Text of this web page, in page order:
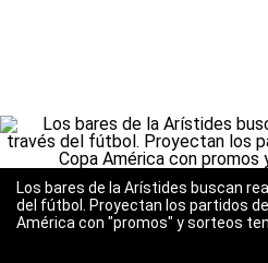
Los bares de la Arístides buscan
del fútbol. Proyectan los partidos
América con "promos" y sorteos